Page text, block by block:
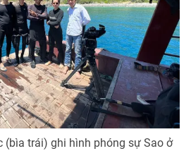
(bìa trái) ghi hình phóng sự Sao ở